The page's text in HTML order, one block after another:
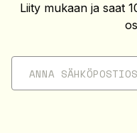
Liity mukaan ja saat